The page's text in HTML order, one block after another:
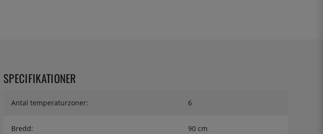
SPECIFIKATIONER
Antal temperaturzoner: 6
Bredd: 90 cm